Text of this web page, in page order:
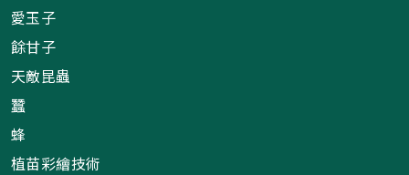
愛玉子
餘甘子
天敵昆蟲
蠶
蜂
植苗彩繪技術